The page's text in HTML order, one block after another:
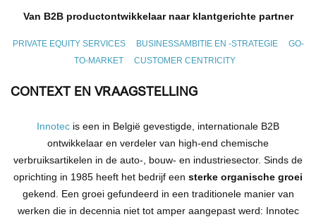
Van B2B productontwikkelaar naar klantgerichte partner
PRIVATE EQUITY SERVICES BUSINESSAMBITIE EN -STRATEGIE
GO-
TO-MARKET
CUSTOMER CENTRICITY
CONTEXT EN VRAAGSTELLING
Innotec is een in België gevestigde, internationale B2B
ontwikkelaar en verdeler van high-end chemische
verbruiksartikelen in de auto-, bouw- en industriesector. Sinds de
oprichting in 1985 heeft het bedrijf een sterke organische groei
gekend. Een groei gefundeerd in een traditionele manier van
werken die in decennia niet tot amper aangepast werd: Innotec